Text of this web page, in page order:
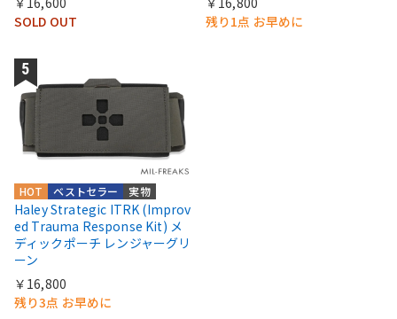
SOLD OUT
残り1点 お早めに
実物
ベストセラー
HOT
Haley Strategic ITRK (Improv
ed Trauma Response Kit) メ
ディックポーチ レンジャーグリ
ーン
￥16,800
残り3点 お早めに